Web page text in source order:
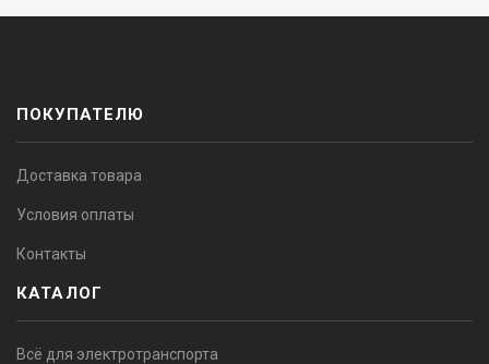
ПОКУПАТЕЛЮ
Доставка товара
Условия оплаты
Контакты
КАТАЛОГ
Всё для электротранспорта